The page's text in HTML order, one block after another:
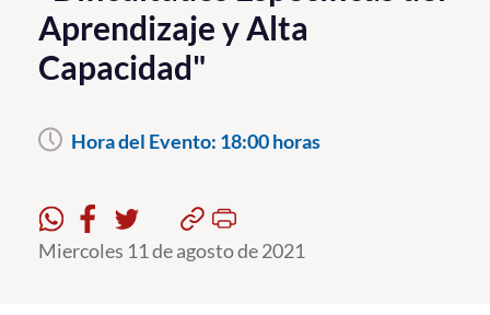
Admisión
Pregrado
Formación Continua
Aprendizaje y Alta
Capacidad"
Hora del Evento: 18:00 horas
Miercoles 11 de agosto de 2021